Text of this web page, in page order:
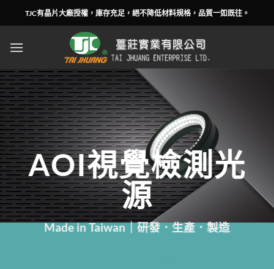
TJC有晶片大廠授權，庫存充足，絕不降低材料規格，品質一如既往。
AOI視覺檢測光
源
Made in Taiwan｜研發．生產．製造